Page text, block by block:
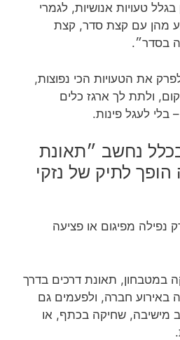
טעויות אנושיות, לגמרי
מהן עם קצת סדר, קצת
בסדר״.
את הטעויות הכי נפוצות,
ולתת לך ארגז כלים
בלי לעגל פינות.
נחשב ״תאונת
הופך לתיק של נזקי
נפילה מפיגום או פציעה
במטבחון, תאונת דרכים בדרך
באירוע חברה, ולפעמים גם
מישיבה, שחיקה בכתף, או